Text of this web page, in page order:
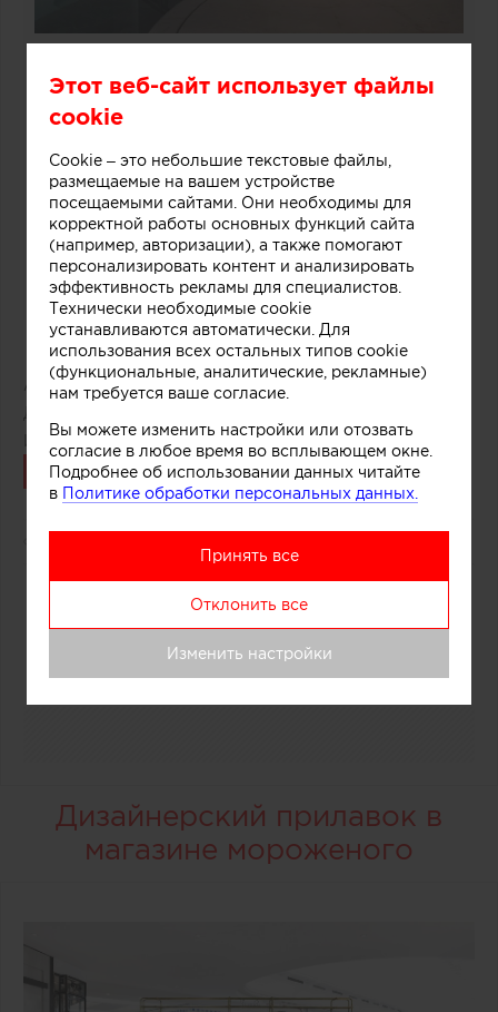
Автор:
Редакция Archiprofi
Дата публикации:
Источник:Dezeen
Связаться
0
Дизайнерский прилавок в
магазине мороженого
Этот веб-сайт использует файлы
cookie
Cookie – это небольшие текстовые файлы,
размещаемые на вашем устройстве
посещаемыми сайтами. Они необходимы для
корректной работы основных функций сайта
(например, авторизации), а также помогают
персонализировать контент и анализировать
эффективность рекламы для специалистов.
Технически необходимые cookie
устанавливаются автоматически. Для
использования всех остальных типов cookie
(функциональные, аналитические, рекламные)
нам требуется ваше согласие.
Вы можете изменить настройки или отозвать
согласие в любое время во всплывающем окне.
Подробнее об использовании данных читайте
в Политике обработки персональных данных.
Принять все
Отклонить все
Изменить настройки